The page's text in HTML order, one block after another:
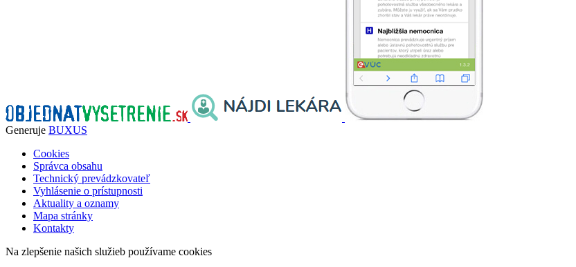
Generuje BUXUS
Cookies
Správca obsahu
Technický prevádzkovateľ
Vyhlásenie o prístupnosti
Aktuality a oznamy
Mapa stránky
Kontakty
Na zlepšenie našich služieb používame cookies